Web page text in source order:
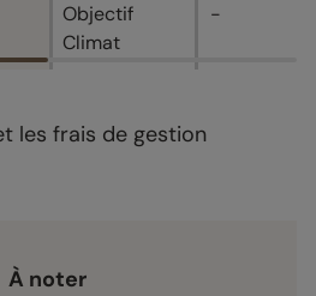
Objectif
Climat
-
les frais de gestion
À noter